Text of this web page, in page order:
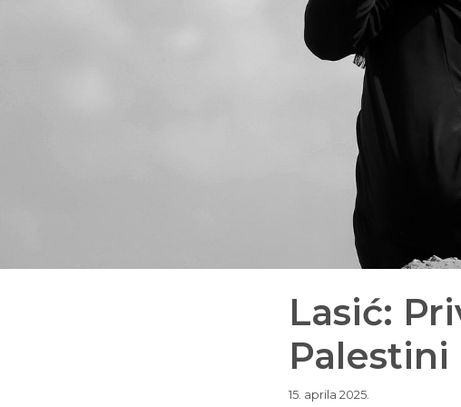
Lasić:
Palestini
15. aprila 2025.